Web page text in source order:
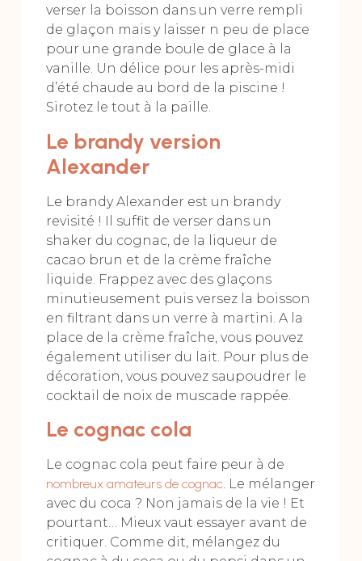
verser la boisson dans un verre rempli
de glaçon mais y laisser n peu de place
pour une grande boule de glace à la
vanille. Un délice pour les après-midi
d’été chaude au bord de la piscine !
Sirotez le tout à la paille.
Le brandy version
Alexander
Le brandy Alexander est un brandy
revisité ! Il suffit de verser dans un
shaker du cognac, de la liqueur de
cacao brun et de la crème fraîche
liquide. Frappez avec des glaçons
minutieusement puis versez la boisson
en filtrant dans un verre à martini. A la
place de la crème fraîche, vous pouvez
également utiliser du lait. Pour plus de
décoration, vous pouvez saupoudrer le
cocktail de noix de muscade rappée.
Le cognac cola
Le cognac cola peut faire peur à de
nombreux amateurs de cognac. Le mélanger
avec du coca ? Non jamais de la vie ! Et
pourtant… Mieux vaut essayer avant de
critiquer. Comme dit, mélangez du